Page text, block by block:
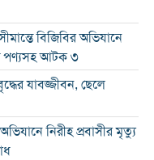
বিজিবির অভিযানে
পণ্যসহ আটক ৩
যাবজ্জীবন, ছেলে
নিরীহ প্রবাসীর মৃত্যু